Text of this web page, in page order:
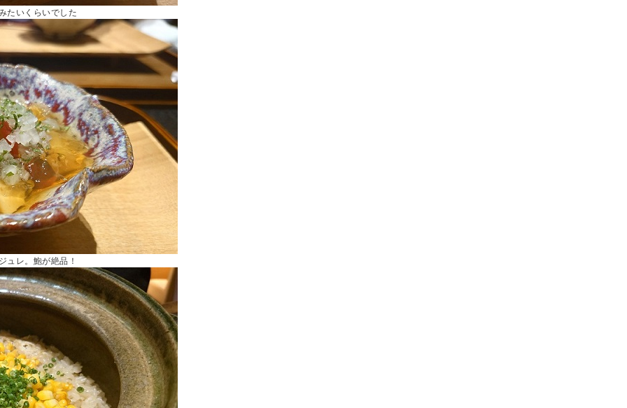
たいくらいでした
ュレ。鮑が絶品！